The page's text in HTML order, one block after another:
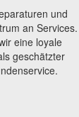
und
an Services.
eine loyale
geschätzter